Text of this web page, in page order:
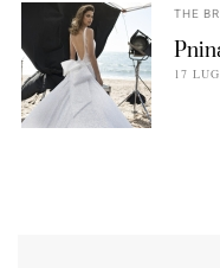
THE
17